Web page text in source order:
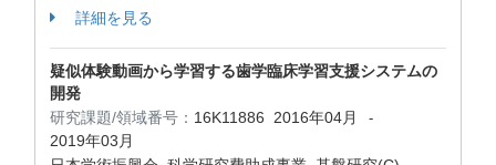
詳細を見る
疑似体験動画から学習する歯学臨床学習支援システムの
開発
研究課題/領域番号： 16K11886 2016年04月 -
2019年03月